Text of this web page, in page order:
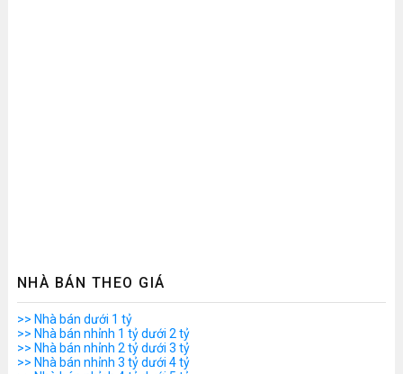
NHÀ BÁN THEO GIÁ
>> Nhà bán dưới 1 tỷ
>> Nhà bán nhỉnh 1 tỷ dưới 2 tỷ
>> Nhà bán nhỉnh 2 tỷ dưới 3 tỷ
>> Nhà bán nhỉnh 3 tỷ dưới 4 tỷ